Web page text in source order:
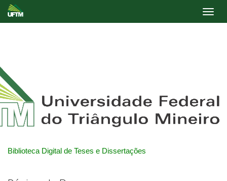
Biblioteca Digital de Teses e Dissertações